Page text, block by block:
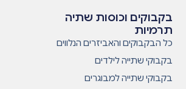
בקבוקים וכוסות שתיה
תרמיות
כל הבקבוקים והאביזרים הנלווים
בקבוקי שתייה לילדים
בקבוקי שתייה למבוגרים